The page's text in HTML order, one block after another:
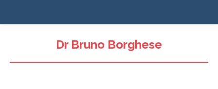
Dr Bruno Borghese